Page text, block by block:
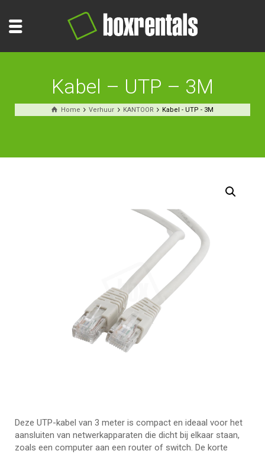
Kabel – UTP – 3M
Home Verhuur KANTOOR Kabel - UTP - 3M
Deze UTP-kabel van 3 meter is compact en ideaal voor het
aansluiten van netwerkapparaten die dicht bij elkaar staan,
zoals een computer aan een router of switch. De korte